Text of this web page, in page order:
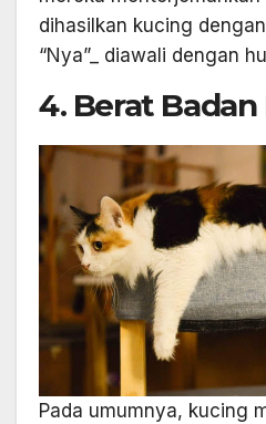
dihasilkan kucing
“Nya”_ diawali dengan
4. Berat
Pada umumnya, kucing